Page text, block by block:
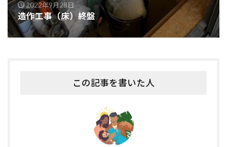
2022年9月28日
造作工事（床）終盤
この記事を書いた人